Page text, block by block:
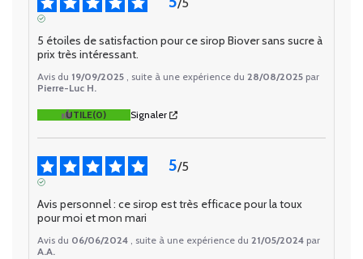
/5
5 étoiles de satisfaction pour ce sirop Biover sans sucre à
prix très intéressant.
Avis du 19/09/2025 , suite à une expérience du 28/08/2025 par
Pierre-Luc H.
UTILE(0) Signaler
5/5
Avis personnel : ce sirop est très efficace pour la toux
pour moi et mon mari
Avis du 06/06/2024 , suite à une expérience du 21/05/2024 par
A.A.